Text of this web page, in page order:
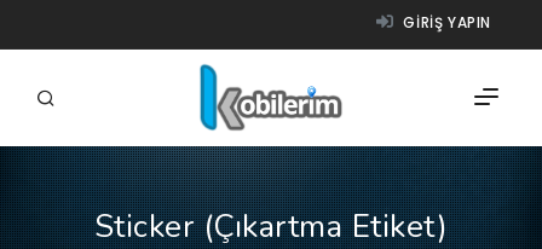
GIRIŞ YAPIN
FIRMALAR
Sticker (Çıkartma Etiket)